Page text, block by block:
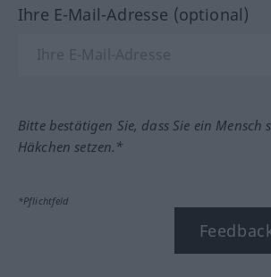
Ihre E-Mail-Adresse (optional)
Bitte bestätigen Sie, dass Sie ein Mensch
Häkchen setzen.*
*Pflichtfeld